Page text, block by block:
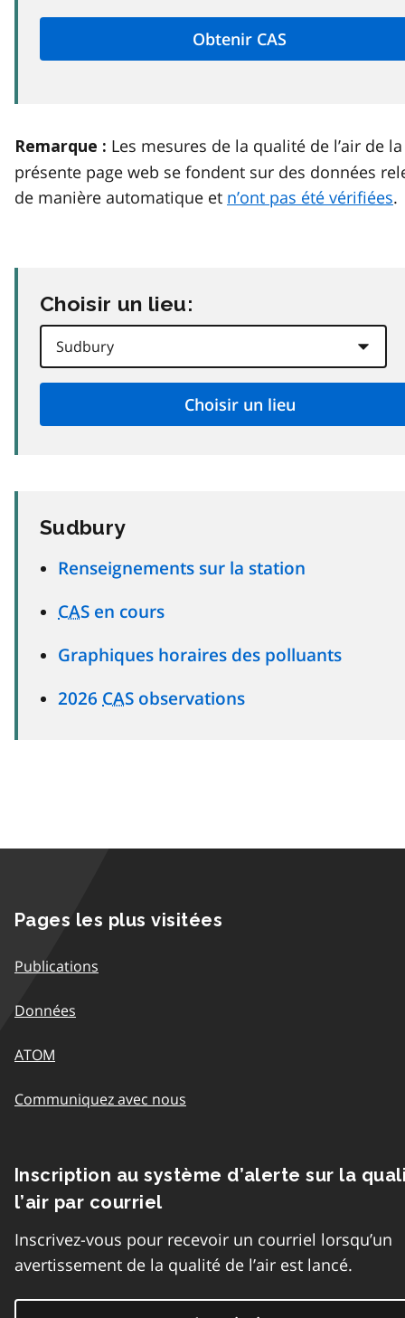
Remarque : Les mesures de la qualité de l’air de la
présente page web se fondent sur des données
de manière automatique et n’ont pas été vérifiées.
Choisir un lieu:
Sudbury
Renseignements sur la station
CAS en cours
Graphiques horaires des polluants
2026 CAS observations
Pages les plus visitées
Publications
Données
ATOM
Communiquez avec nous
Inscription au système d’alerte sur la
l’air par courriel
Inscrivez-vous pour recevoir un courriel lorsqu’un
avertissement de la qualité de l’air est lancé.